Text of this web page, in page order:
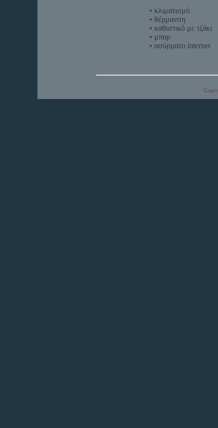
• κλιματισμό
• θέρμανση
• καθιστικό με τζάκι
• μπαρ
• ασύρματο internet